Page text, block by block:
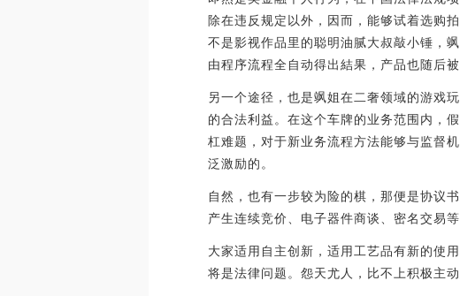
除在违反规定以外，因而，能够试着选购
不是影视作品里的聪明油腻大叔敲小锤，
由程序流程全自动得出結果，产品也随后
另一个途径，也是飒姐在二奢领域的游戏
的合法利益。在这个车牌的业务范围内，
杠难题，对于新业务流程方法能够与监督
泛激励的。
自然，也有一步较为险的棋，那便是协议
产生连续竞价、电子器件商谈、密名交易
大家适用自主创新，适用工艺品有新的使
将是法律问题。怨天尤人，比不上积极主